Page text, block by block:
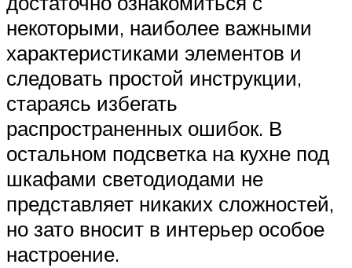
некоторыми, наиболее важными
характеристиками элементов и
следовать простой инструкции,
стараясь избегать
распространенных ошибок. В
остальном подсветка на кухне под
шкафами светодиодами не
представляет никаких сложностей,
но зато вносит в интерьер особое
настроение.